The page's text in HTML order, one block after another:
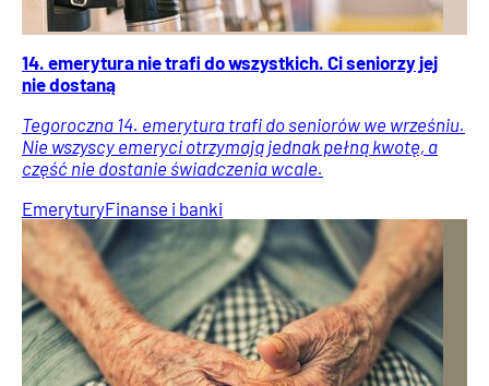
14. emerytura nie trafi do wszystkich. Ci seniorzy jej
nie dostaną
Tegoroczna 14. emerytura trafi do seniorów we wrześniu.
Nie wszyscy emeryci otrzymają jednak pełną kwotę, a
część nie dostanie świadczenia wcale.
EmeryturyFinanse i banki